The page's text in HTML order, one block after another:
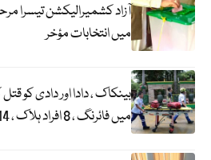
آزاد کشمیرالیکشن تیسرا
میں انتخابات مؤخر
بینکاک ، دادا اور دادی کو
میں فائرنگ ، 8 افراد ہلاک ، 14 زخمی